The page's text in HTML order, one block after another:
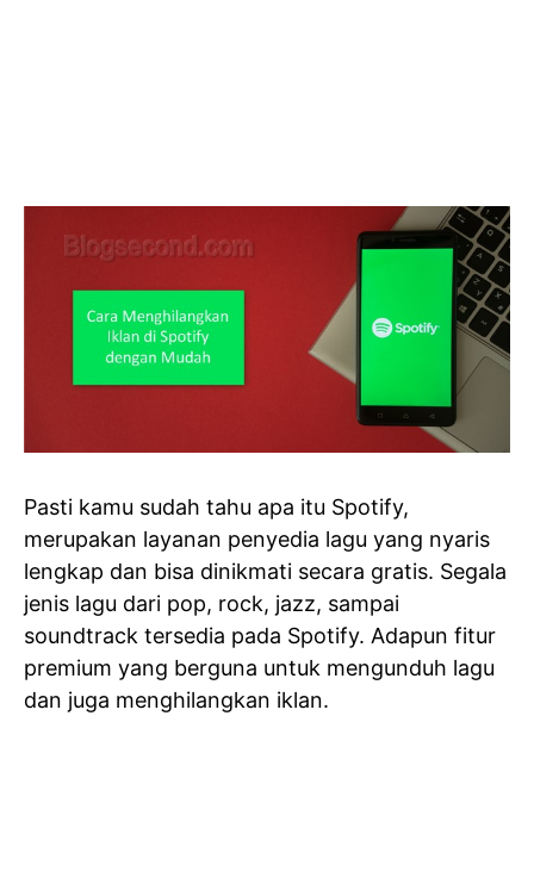
Pasti kamu sudah tahu apa itu Spotify,
merupakan layanan penyedia lagu yang nyaris
lengkap dan bisa dinikmati secara gratis. Segala
jenis lagu dari pop, rock, jazz, sampai
soundtrack tersedia pada Spotify. Adapun fitur
premium yang berguna untuk mengunduh lagu
dan juga menghilangkan iklan.